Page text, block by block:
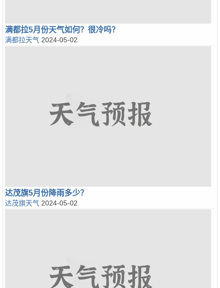
满都拉5月份天气如何？很冷吗？
满都拉天气 2024-05-02
达茂旗5月份降雨多少？
达茂旗天气 2024-05-02